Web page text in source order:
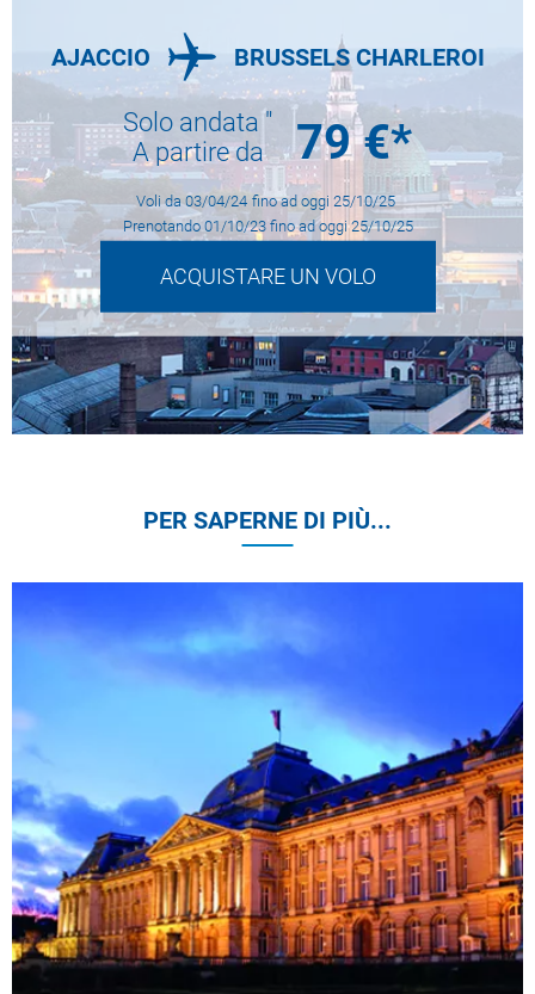
AJACCIO BRUSSELS CHARLEROI
Solo andata "
A partire da
79 €*
Voli da 03/04/24 fino ad oggi 25/10/25
Prenotando 01/10/23fino ad oggi25/10/25
ACQUISTARE UN VOLO
PER SAPERNE DI PIÙ...